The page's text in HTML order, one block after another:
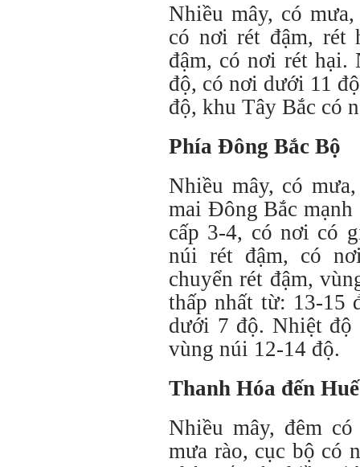
Nhiều mây, có
có nơi rét đậm, rét
đậm, có nơi rét hại.
độ, có nơi dưới 11
độ, khu Tây Bắc có
Phía Đông Bắc Bộ
Nhiều mây, có
mai Đông Bắc mạnh
cấp 3-4, có nơi có
núi rét đậm, có
chuyển rét đậm,
thấp nhất từ: 13-15
dưới 7 độ. Nhiệt độ
vùng núi 12-14 độ.
Thanh Hóa đến Huế
Nhiều mây, đêm
mưa rào, cục bộ có